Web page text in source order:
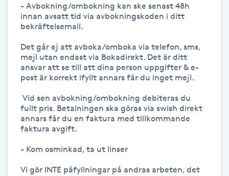
Gruppträning
Hatha Yoga
Headspa
Herrklippning
- Avbokning/ombokning kan ske senast 48h
innan avsatt tid via avbokningskoden i ditt
bekräftelsemail.
Det går ej att avboka/omboka via telefon, sms,
mejl utan endast via Bokadirekt. Det är ditt
ansvar att se till att dina person uppgifter & e-
post är korrekt ifyllt annars får du inget mejl.
fullt pris. Betalningen ska göras via swish direkt
annars får du en faktura med tillkommande
faktura avgift.
- Kom osminkad, ta ut linser
Vi gör INTE påfyllningar på andras arbeten, det